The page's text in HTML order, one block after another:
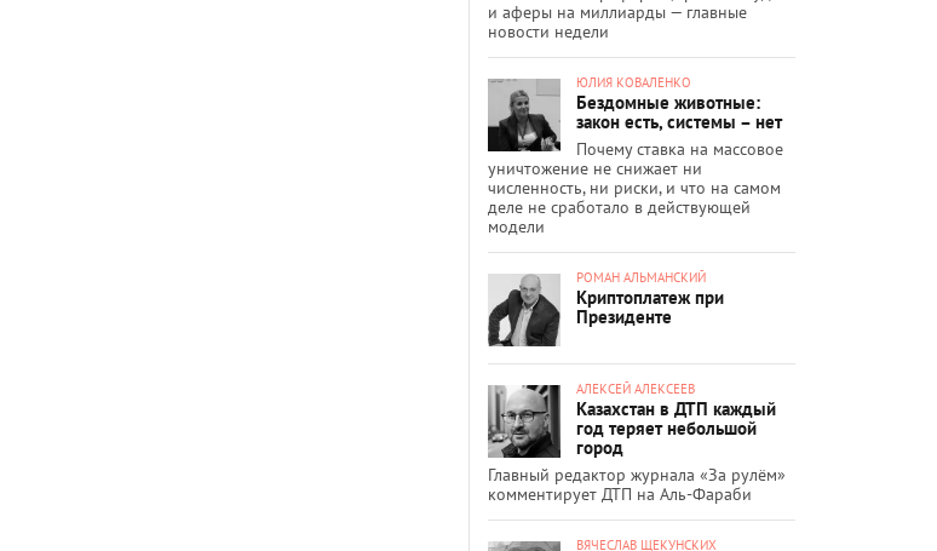
и аферы на миллиарды — главные
новости недели
ЮЛИЯ КОВАЛЕНКО
Бездомные животные:
закон есть, системы – нет
Почему ставка на массовое
уничтожение не снижает ни
численность, ни риски, и что на самом
деле не сработало в действующей
модели
РОМАН АЛЬМАНСКИЙ
Криптоплатеж при
Президенте
АЛЕКСЕЙ АЛЕКСЕЕВ
Казахстан в ДТП каждый
год теряет небольшой
город
Главный редактор журнала «За рулём»
комментирует ДТП на Аль-Фараби
ВЯЧЕСЛАВ ЩЕКУНСКИХ